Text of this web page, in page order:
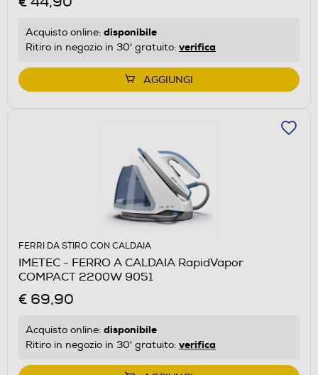
Acquisto online: disponibile
Ritiro in negozio in 30' gratuito: verifica
AGGIUNGI
FERRI DA STIRO CON CALDAIA
IMETEC - FERRO A CALDAIA RapidVapor
COMPACT 2200W 9051
€ 69,90
Acquisto online: disponibile
Ritiro in negozio in 30' gratuito: verifica